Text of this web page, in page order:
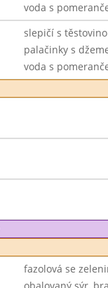
voda s
slepičí s
palačinky s
voda s
fazolová se